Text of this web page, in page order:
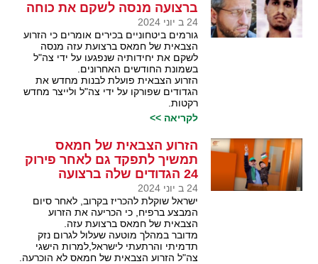
ברצועה מנסה לשקם את כוחה
24 ב יוני 2024
גורמים ביטחוניים בכירים אומרים כי הזרוע
הצבאית של חמאס ברצועת עזה מנסה
לשקם את יחידותיה שנפגעו על ידי צה"ל
בשמונת החודשים האחרונים.
הזרוע הצבאית פועלת לבנות מחדש את
הגדודים שפורקו על ידי צה"ל ולייצר מחדש
רקטות.
לקריאה >>
הזרוע הצבאית של חמאס
תמשיך לתפקד גם לאחר פירוק
24 הגדודים שלה ברצועה
24 ב יוני 2024
ישראל שוקלת להכריז בקרוב, לאחר סיום
המבצע ברפיח, כי הכריעה את הזרוע
הצבאית של חמאס ברצועת עזה.
מדובר במהלך מוטעה שעלול לגרום נזק
תדמיתי והרתעתי לישראל,למרות הישגי
צה"ל הזרוע הצבאית של חמאס לא הוכרעה.